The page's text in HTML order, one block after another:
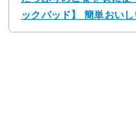
ックパッド】 簡単おい